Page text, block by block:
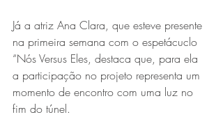
Já a atriz Ana Clara, que esteve presente
na primeira semana com o espetácuclo
“Nós Versus Eles, destaca que, para ela
a participação no projeto representa um
momento de encontro com uma luz no
fim do túnel.